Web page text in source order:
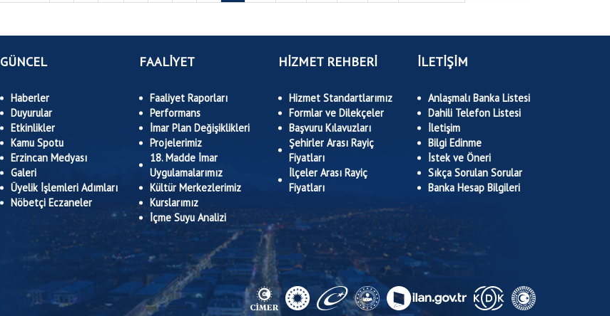
GÜNCEL
Haberler
Duyurular
Etkinlikler
Kamu Spotu
Erzincan Medyası
Galeri
Üyelik İşlemleri Adımları
Nöbetçi Eczaneler
FAALİYET
Faaliyet Raporları
Performans
İmar Plan Değişiklikleri
Projelerimiz
18. Madde İmar
Uygulamalarımız
Kültür Merkezlerimiz
Kurslarımız
İçme Suyu Analizi
HİZMET REHBERİ
Hizmet Standartlarımız
Formlar ve Dilekçeler
Başvuru Kılavuzları
Şehirler Arası Rayiç
Fiyatları
İlçeler Arası Rayiç
Fiyatları
İLETİŞİM
Anlaşmalı Banka Listesi
Dahili Telefon Listesi
İletişim
Bilgi Edinme
İstek ve Öneri
Sıkça Sorulan Sorular
Banka Hesap Bilgileri